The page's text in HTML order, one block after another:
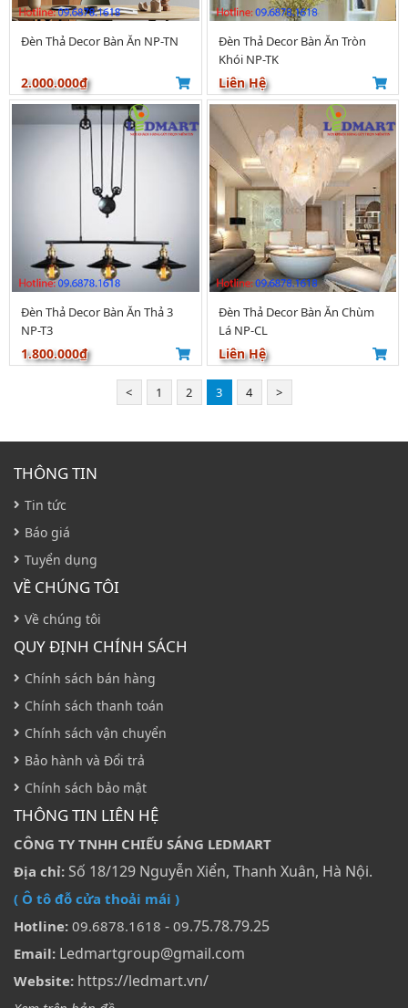
Đèn Thả Decor Bàn Ăn NP-TN
2.000.000₫
Đèn Thả Decor Bàn Ăn Tròn
Khói NP-TK
Liên Hệ
Đèn Thả Decor Bàn Ăn Thả 3
NP-T3
1.800.000₫
Đèn Thả Decor Bàn Ăn Chùm
Lá NP-CL
Liên Hệ
< 1 2 3 4 >
THÔNG TIN
Tin tức
Báo giá
Tuyển dụng
VỀ CHÚNG TÔI
Về chúng tôi
QUY ĐỊNH CHÍNH SÁCH
Chính sách bán hàng
Chính sách thanh toán
Chính sách vận chuyển
Bảo hành và Đổi trả
Chính sách bảo mật
THÔNG TIN LIÊN HỆ
CÔNG TY TNHH CHIẾU SÁNG LEDMART
Địa chỉ: Số 18/129 Nguyễn Xiển, Thanh Xuân, Hà Nội.
( Ô tô đỗ cửa thoải mái )
Hotline: 09.6878.1618 - 09.75.78.79.25
Email: Ledmartgroup@gmail.com
Website: https://ledmart.vn/